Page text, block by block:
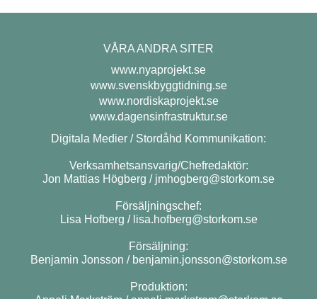
VÅRA ANDRA SITER
www.nyaprojekt.se
www.svenskbyggtidning.se
www.nordiskaprojekt.se
www.dagensinfrastruktur.se
Digitala Medier / Stordåhd Kommunikation:
Verksamhetsansvarig/Chefredaktör:
Jon Mattias Högberg / jmhogberg@storkom.se
Försäljningschef:
Lisa Hofberg / lisa.hofberg@storkom.se
Försäljning:
Benjamin Jonsson / benjamin.jonsson@storkom.se
Produktion: